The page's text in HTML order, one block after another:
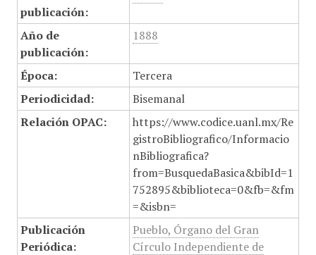
publicación:
Año de
publicación:
1888
Época:
Tercera
Periodicidad:
Bisemanal
Relación OPAC:
https://www.codice.uanl.mx/Re
gistroBibliografico/Informacio
nBibliografica?
from=BusquedaBasica&bibId=1
752895&biblioteca=0&fb=&fm
=&isbn=
Publicación
Periódica:
Pueblo, Órgano del Gran
Círculo Independiente de